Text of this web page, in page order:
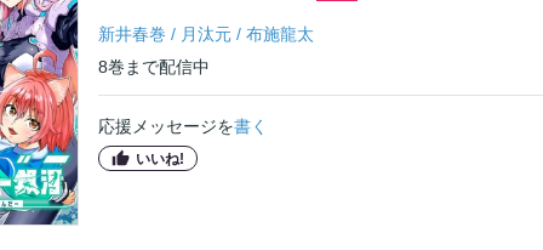
新井春巻 / 月汰元 / 布施龍太
8巻 まで配信中
応援メッセージを書く
いいね!